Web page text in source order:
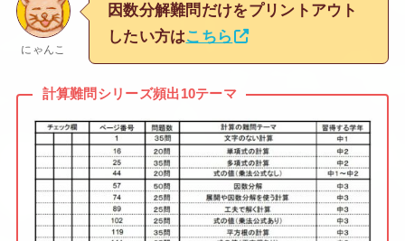
にゃんこ
因数分解難問だけをプリントアウト
したい方はこちら
計算難問シリーズ頻出10テーマ